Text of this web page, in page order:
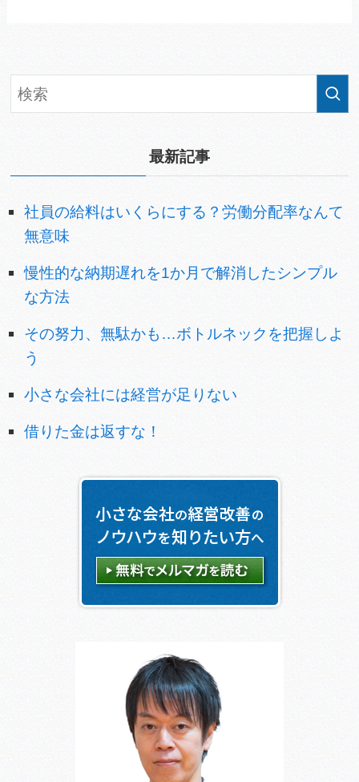
最新記事
社員の給料はいくらにする？労働分配率なんて
無意味
慢性的な納期遅れを1か月で解消したシンプル
な方法
その努力、無駄かも…ボトルネックを把握しよ
う
小さな会社には経営が足りない
借りた金は返すな！